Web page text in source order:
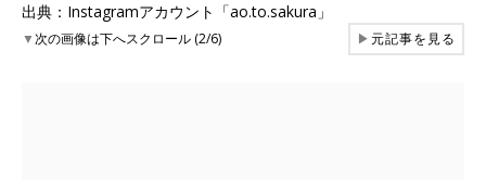
出典：Instagramアカウント「ao.to.sakura」
▼次の画像は下へスクロール (2/6) ▶元記事を見る